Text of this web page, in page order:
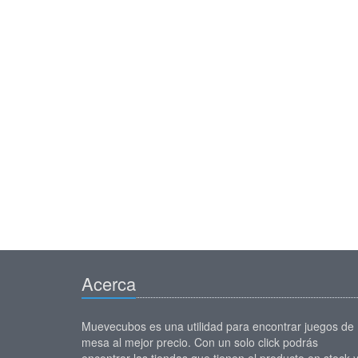
Acerca
Muevecubos es una utilidad para encontrar juegos de
mesa al mejor precio. Con un solo click podrás